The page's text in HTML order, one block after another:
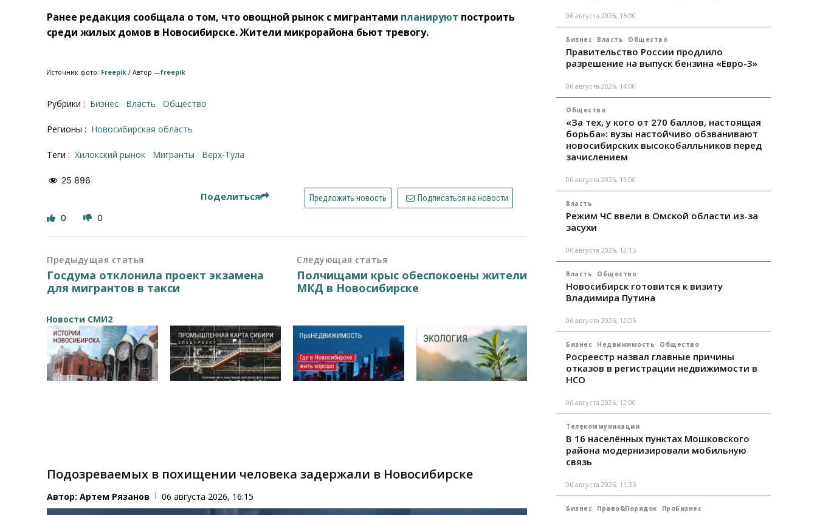
Ранее редакция сообщала о том, что овощной рынок с мигрантами планируют построить
среди жилых домов в Новосибирске. Жители микрорайона бьют тревогу.
Источник фото: Freepik / Автор —freepik
Рубрики : Бизнес Власть Общество
Регионы : Новосибирская область
Теги : Хилокский рынок Мигранты Верх-Тула
25 896
Поделиться Предложить новость Подписаться на новости
0 0
Предыдущая статья
Госдума отклонила проект экзамена
для мигрантов в такси
Следующая статья
Полчищами крыс обеспокоены жители
МКД в Новосибирске
Новости СМИ2
Подозреваемых в похищении человека задержали в Новосибирске
Автор:Артем Рязанов 06 августа 2026, 16:15
06 августа 2026, 15:00
Бизнес Власть Общество
Правительство России продлило
разрешение на выпуск бензина «Евро-3»
06 августа 2026, 14:00
Общество
«За тех, у кого от 270 баллов, настоящая
борьба»: вузы настойчиво обзванивают
новосибирских высокобалльников перед
зачислением
06 августа 2026, 13:00
Власть
Режим ЧС ввели в Омской области из-за
засухи
06 августа 2026, 12:15
Власть Общество
Новосибирск готовится к визиту
Владимира Путина
06 августа 2026, 12:05
Бизнес Недвижимость Общество
Росреестр назвал главные причины
отказов в регистрации недвижимости в
НСО
06 августа 2026, 12:00
Телекоммуникации
В 16 населённых пунктах Мошковского
района модернизировали мобильную
связь
06 августа 2026, 11:35
Бизнес Право&Порядок ПроБизнес